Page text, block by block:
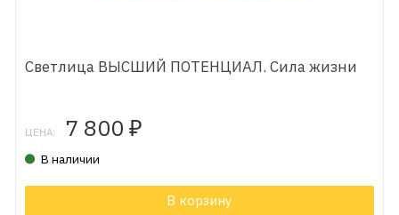
Светлица ВЫСШИЙ ПОТЕНЦИАЛ. Сила жизни
ЦЕНА: 7 800 ₽
В наличии
В корзину